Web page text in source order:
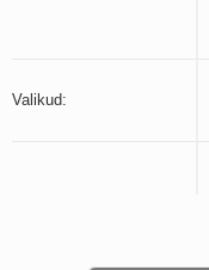
Valikud: